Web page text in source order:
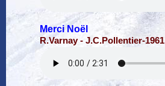
Merci Noël
R.Varnay - J.C.Pollentier-1961